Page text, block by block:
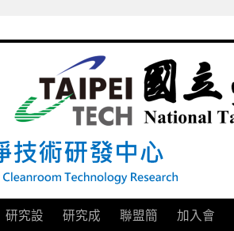
研究設
研究成
聯盟簡
加入會